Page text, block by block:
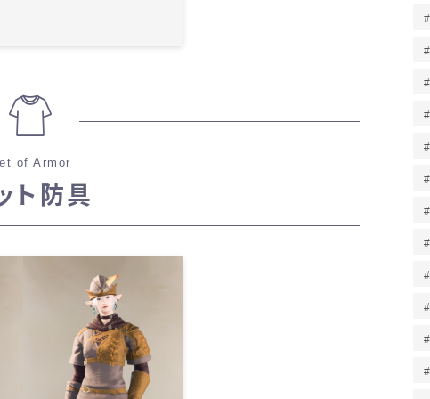
of Armor
ト防具